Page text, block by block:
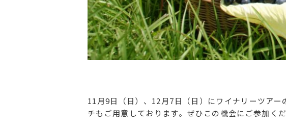
11月9日（日）、12月7日（日）にワイナリーツア
チもご用意しております。ぜひこの機会にご参加くだ